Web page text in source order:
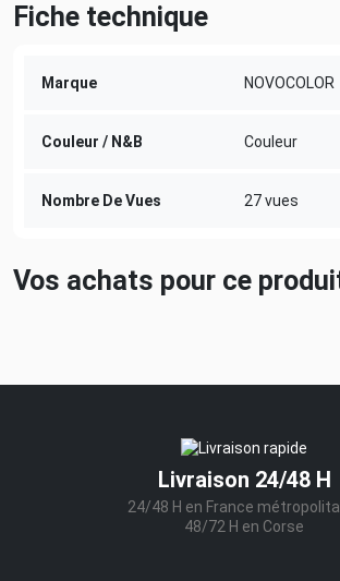
Fiche technique
Marque NOVOCOLOR
Couleur / N&B Couleur
Nombre De Vues 27 vues
Vos achats pour ce
Livraison 24/48 H
24/48 H en France
48/72 H en Corse